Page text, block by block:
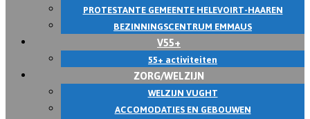
PROTESTANTE GEMEENTE HELEVOIRT-HAAREN
BEZINNINGSCENTRUM EMMAUS
V55+
55+ activiteiten
ZORG/WELZIJN
WELZIJN VUGHT
ACCOMODATIES EN GEBOUWEN